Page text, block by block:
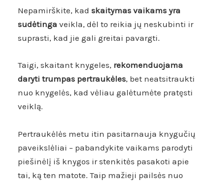
Nepamirškite, kadskaitymas vaikams yra
sudėtinga veikla, dėl to reikia jų neskubinti ir
suprasti, kad jie gali greitai pavargti.
Taigi, skaitant knygeles, rekomenduojama
daryti trumpas pertraukėles, bet neatsitraukti
nuo knygelės, kad vėliau galėtumėte pratęsti
veiklą.
Pertraukėlės metu itin pasitarnauja knygučių
paveikslėliai – pabandykite vaikams parodyti
piešinėlį iš knygos ir stenkitės pasakoti apie
tai, ką ten matote. Taip mažieji pailsės nuo